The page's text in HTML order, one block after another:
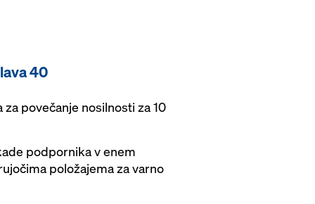
40
povečanje nosilnosti za 10
podpornika v enem
položajema za varno